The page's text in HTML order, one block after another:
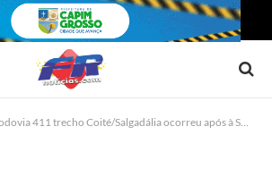
Coité/Salgadália ocorreu após à SEINFRA prometer providências sobre animais soltos na pista